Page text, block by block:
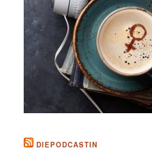
DIEPODCASTIN